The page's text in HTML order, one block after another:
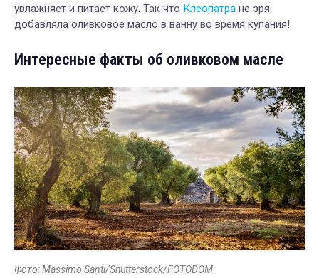
увлажняет и питает кожу. Так что Клеопатра не зря
добавляла оливковое масло в ванну во время купания!
Интересные факты об оливковом масле
Фото: Massimo Santi/Shutterstock/FOTODOM